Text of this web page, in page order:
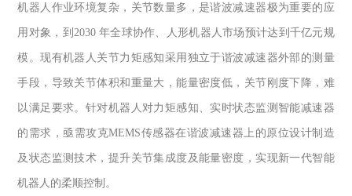
机器人作业环境复杂，关节数量多，是谐波减速器极为重要的应
用对象，到 2030年全球协作、人形机器人市场预计达到千亿元规
模。现有机器人关节力矩感知采用独立于谐波减速器外部的测量
手段，导致关节体积和重量大，能量密度低，关节刚度下降，难
以满足要求。针对机器人对力矩感知、实时状态监测智能减速器
的需求，亟需攻克MEMS传感器在谐波减速器上的原位设计制造
及状态监测技术，提升关节集成度及能量密度，实现新一代智能
机器人的柔顺控制。